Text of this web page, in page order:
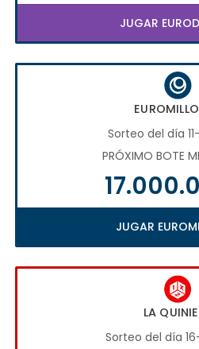
JUGAR
Sorteo del día
PRÓXIMO BOTE
JUGAR
LA
Sorteo del día